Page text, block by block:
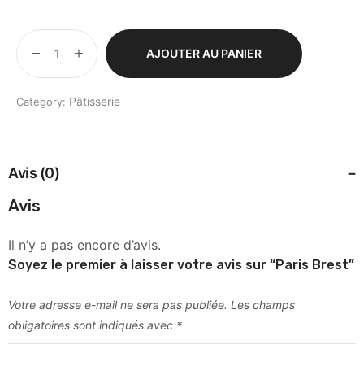
AJOUTER AU PANIER
Category: Pâtisserie
Avis (0)
Avis
Il n’y a pas encore d’avis.
Soyez le premier à laisser votre avis sur “Paris Brest”
Votre adresse e-mail ne sera pas publiée. Les champs
obligatoires sont indiqués avec *